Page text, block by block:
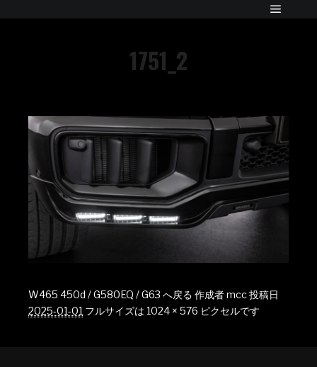
1751_2
W465 450d / G580EQ / G63 へ戻る 作成者mcc投稿日
2025-01-01 フルサイズは 1024 × 576 ピクセルです